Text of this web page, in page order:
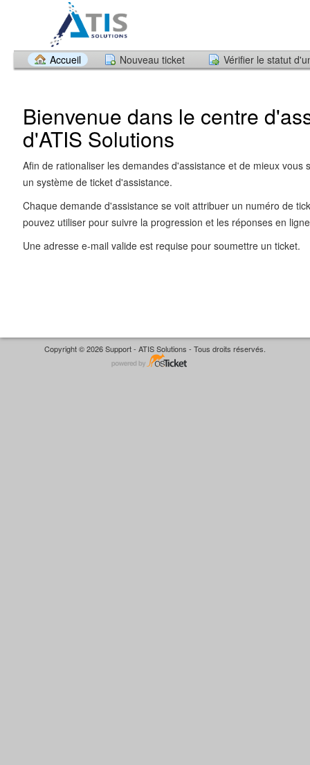
Accueil Nouveau ticket Vérifier le statut
Bienvenue dans le centre
d'ATIS Solutions
Afin de rationaliser les demandes d'assistance et de mieux vous
un système de ticket d'assistance.
Chaque demande d'assistance se voit attribuer un numéro de
pouvez utiliser pour suivre la progression et les réponses en
Une adresse e-mail valide est requise pour soumettre un ticket.
Copyright © 2026 Support - ATIS Solutions - Tous droits réservés.